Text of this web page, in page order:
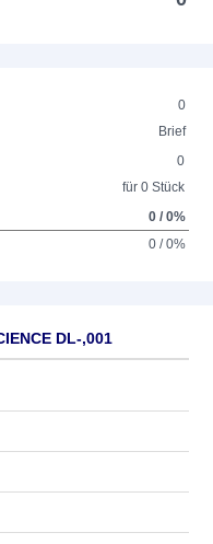
0
Brief
0
für 0 Stück
0 / 0%
0 / 0%
DL-,001